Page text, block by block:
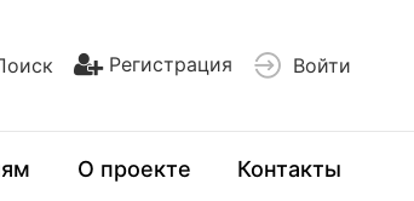
Регистрация Войти
О проекте Контакты